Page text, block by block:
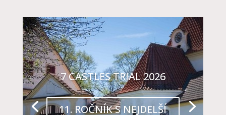
7 CASTLES TRIAL 2026
11. ROČNÍK S NEJDELŠÍ